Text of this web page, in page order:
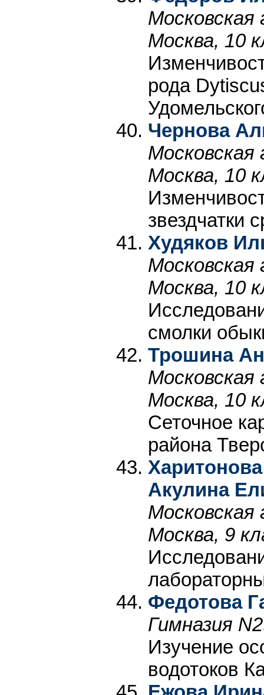
Московская
Москва, 10
рода
Чернова
Московская
Москва, 10
звездчатки
Худяков
Московская
Москва, 10
смолки
Трошина
Московская
Москва, 10
Сеточное
района
Акулина
Московская
Москва, 9
Федотова
Гимназия
Изучение
водотоков